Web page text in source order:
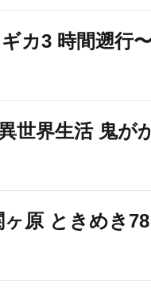
カ3 時間遡行
世界生活 鬼が
ヶ原 ときめき78